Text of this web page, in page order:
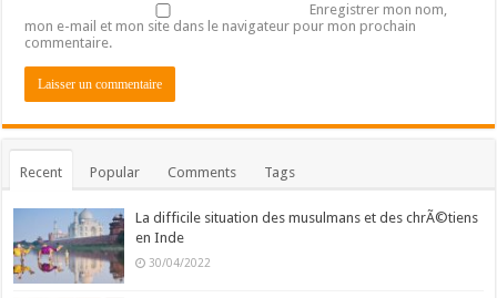
Enregistrer mon nom,
mon e-mail et mon site dans le navigateur pour mon prochain
commentaire.
Recent Popular Comments Tags
La difficile situation des musulmans et des chrÃ©tiens
en Inde
30/04/2022